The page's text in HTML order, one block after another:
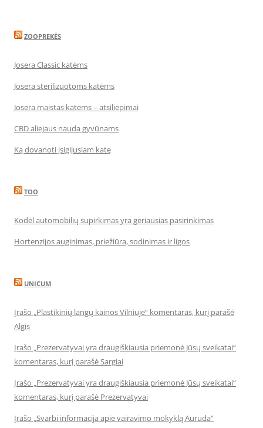
ZOOPREKĖS
Josera Classic katėms
Josera sterilizuotoms katėms
Josera maistas katėms – atsiliepimai
CBD aliejaus nauda gyvūnams
Ką dovanoti įsigijusiam katę
TOO
Kodėl automobilių supirkimas yra geriausias pasirinkimas
Hortenzijos auginimas, priežiūra, sodinimas ir ligos
UNICUM
Įrašo „Plastikinių langų kainos Vilniuje“ komentaras, kurį parašė
Algis
Įrašo „Prezervatyvai yra draugiškiausia priemonė Jūsų sveikatai“
komentaras, kurį parašė Sargiai
Įrašo „Prezervatyvai yra draugiškiausia priemonė Jūsų sveikatai“
komentaras, kurį parašė Prezervatyvai
Įrašo „Svarbi informacija apie vairavimo mokyklą Auruda“